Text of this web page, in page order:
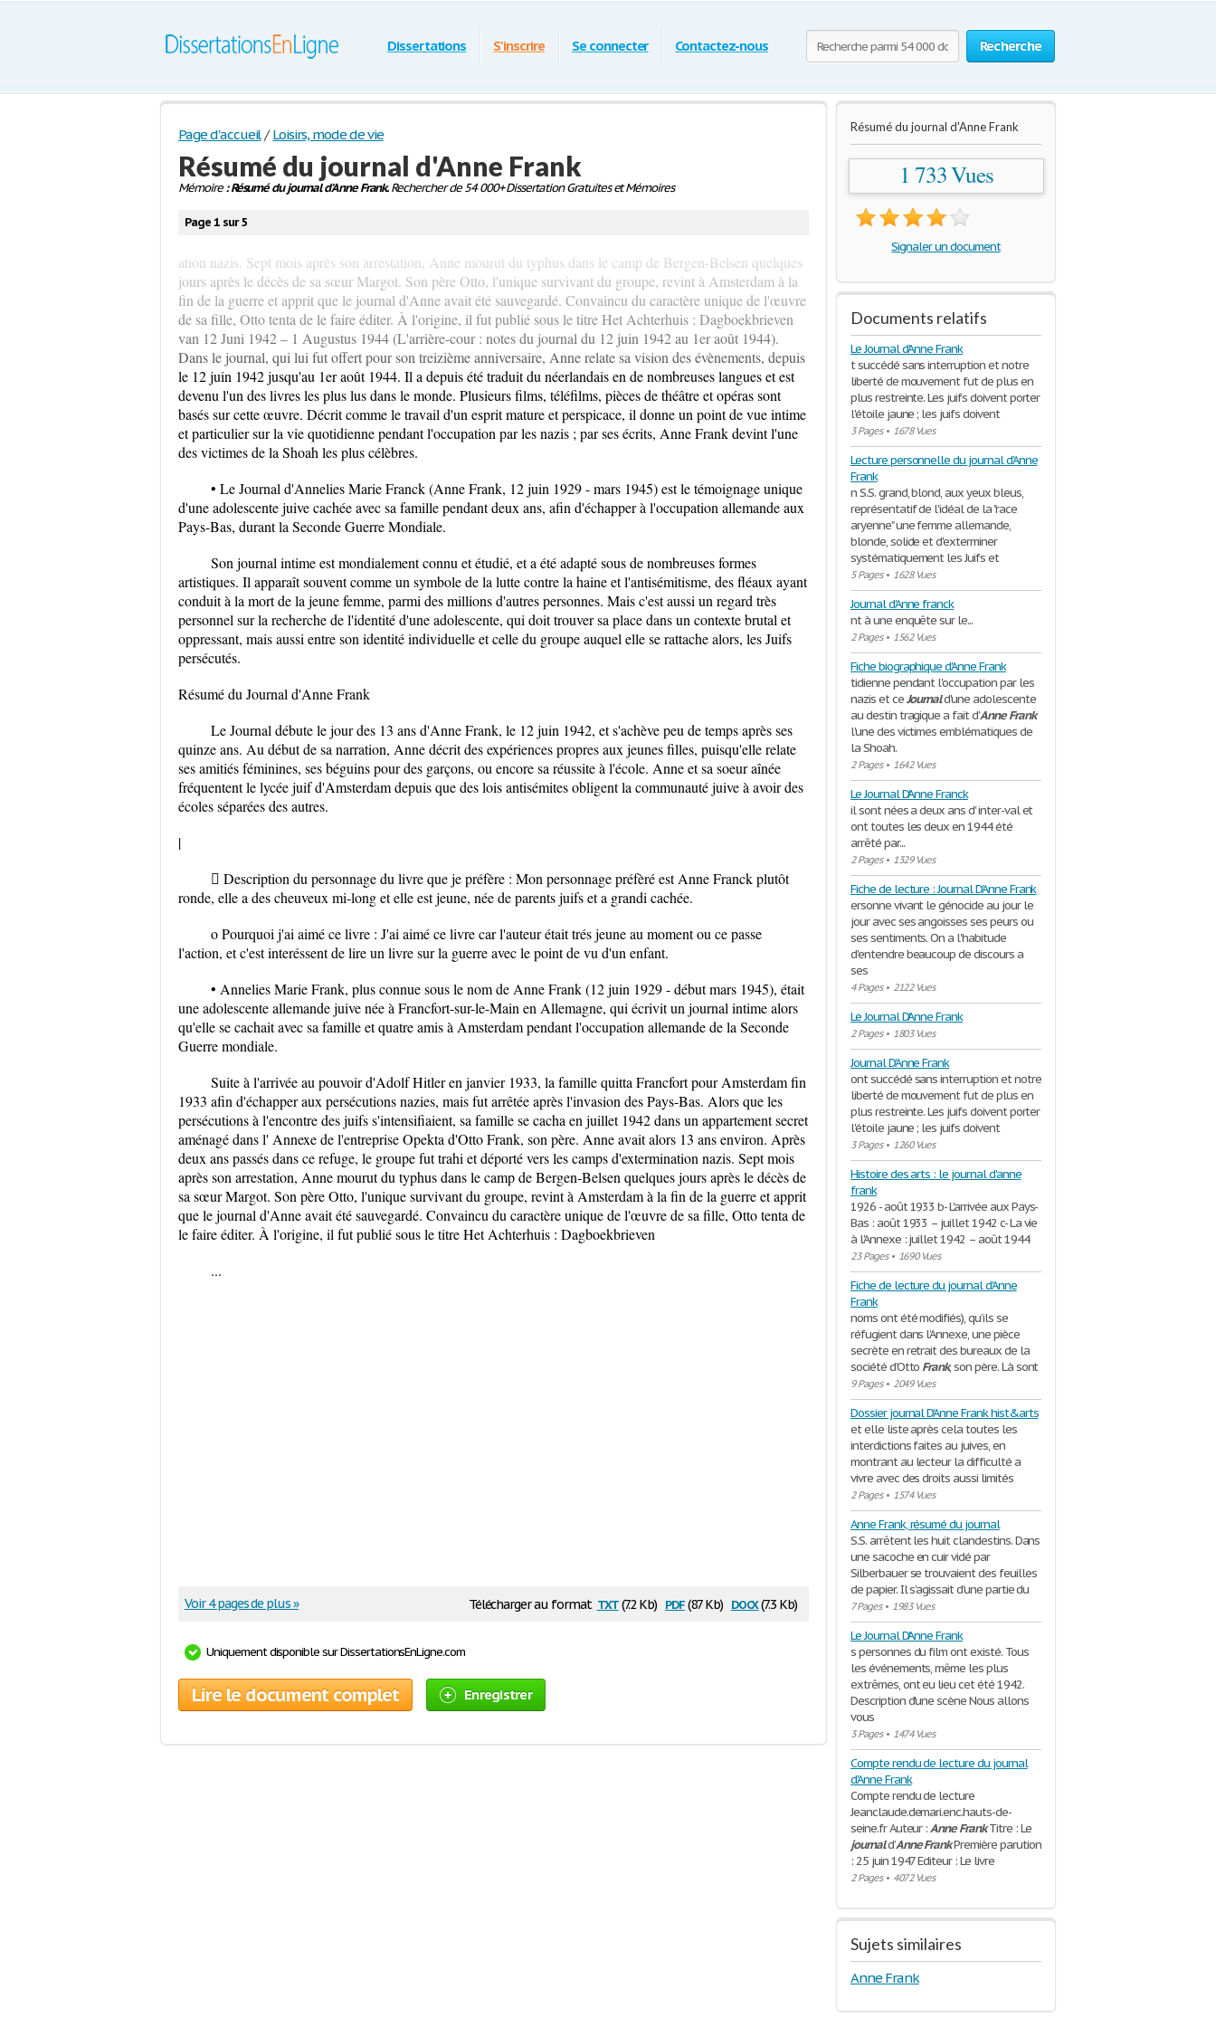
Recherche
Dissertations S'inscrire Se connecter Contactez-nous
Page d'accueil / Loisirs, mode de vie
Résumé du journal d'Anne Frank
Mémoire: Résumé du journal d'Anne Frank.Rechercher de 54 000+ Dissertation Gratuites et Mémoires
Page 1 sur 5
ation nazis. Sept mois après son arrestation, Anne mourut du typhus dans le camp de Bergen-Belsen quelques
jours après le décès de sa sœur Margot. Son père Otto, l'unique survivant du groupe, revint à Amsterdam à la
fin de la guerre et apprit que le journal d'Anne avait été sauvegardé. Convaincu du caractère unique de l'œuvre
de sa fille, Otto tenta de le faire éditer. À l'origine, il fut publié sous le titre Het Achterhuis : Dagboekbrieven
van 12 Juni 1942 – 1 Augustus 1944 (L'arrière-cour : notes du journal du 12 juin 1942 au 1er août 1944).
Dans le journal, qui lui fut offert pour son treizième anniversaire, Anne relate sa vision des évènements, depuis
le 12 juin 1942 jusqu'au 1er août 1944. Il a depuis été traduit du néerlandais en de nombreuses langues et est
devenu l'un des livres les plus lus dans le monde. Plusieurs films, téléfilms, pièces de théâtre et opéras sont
basés sur cette œuvre. Décrit comme le travail d'un esprit mature et perspicace, il donne un point de vue intime
et particulier sur la vie quotidienne pendant l'occupation par les nazis ; par ses écrits, Anne Frank devint l'une
des victimes de la Shoah les plus célèbres.
• Le Journal d'Annelies Marie Franck (Anne Frank, 12 juin 1929 - mars 1945) est le témoignage unique
d'une adolescente juive cachée avec sa famille pendant deux ans, afin d'échapper à l'occupation allemande aux
Pays-Bas, durant la Seconde Guerre Mondiale.
Son journal intime est mondialement connu et étudié, et a été adapté sous de nombreuses formes
artistiques. Il apparaît souvent comme un symbole de la lutte contre la haine et l'antisémitisme, des fléaux ayant
conduit à la mort de la jeune femme, parmi des millions d'autres personnes. Mais c'est aussi un regard très
personnel sur la recherche de l'identité d'une adolescente, qui doit trouver sa place dans un contexte brutal et
oppressant, mais aussi entre son identité individuelle et celle du groupe auquel elle se rattache alors, les Juifs
persécutés.
Résumé du Journal d'Anne Frank
Le Journal débute le jour des 13 ans d'Anne Frank, le 12 juin 1942, et s'achève peu de temps après ses
quinze ans. Au début de sa narration, Anne décrit des expériences propres aux jeunes filles, puisqu'elle relate
ses amitiés féminines, ses béguins pour des garçons, ou encore sa réussite à l'école. Anne et sa soeur aînée
fréquentent le lycée juif d'Amsterdam depuis que des lois antisémites obligent la communauté juive à avoir des
écoles séparées des autres.
|
 Description du personnage du livre que je préfère : Mon personnage préfèré est Anne Franck plutôt
ronde, elle a des cheuveux mi-long et elle est jeune, née de parents juifs et a grandi cachée.
o Pourquoi j'ai aimé ce livre : J'ai aimé ce livre car l'auteur était trés jeune au moment ou ce passe
l'action, et c'est interéssent de lire un livre sur la guerre avec le point de vu d'un enfant.
• Annelies Marie Frank, plus connue sous le nom de Anne Frank (12 juin 1929 - début mars 1945), était
une adolescente allemande juive née à Francfort-sur-le-Main en Allemagne, qui écrivit un journal intime alors
qu'elle se cachait avec sa famille et quatre amis à Amsterdam pendant l'occupation allemande de la Seconde
Guerre mondiale.
Suite à l'arrivée au pouvoir d'Adolf Hitler en janvier 1933, la famille quitta Francfort pour Amsterdam fin
1933 afin d'échapper aux persécutions nazies, mais fut arrêtée après l'invasion des Pays-Bas. Alors que les
persécutions à l'encontre des juifs s'intensifiaient, sa famille se cacha en juillet 1942 dans un appartement secret
aménagé dans l' Annexe de l'entreprise Opekta d'Otto Frank, son père. Anne avait alors 13 ans environ. Après
deux ans passés dans ce refuge, le groupe fut trahi et déporté vers les camps d'extermination nazis. Sept mois
après son arrestation, Anne mourut du typhus dans le camp de Bergen-Belsen quelques jours après le décès de
sa sœur Margot. Son père Otto, l'unique survivant du groupe, revint à Amsterdam à la fin de la guerre et apprit
que le journal d'Anne avait été sauvegardé. Convaincu du caractère unique de l'œuvre de sa fille, Otto tenta de
le faire éditer. À l'origine, il fut publié sous le titre Het Achterhuis : Dagboekbrieven
...
Télécharger au format txt(7.2 Kb) pdf(87 Kb) docx(7.3 Kb)
Voir 4 pages de plus »
Uniquement disponible sur DissertationsEnLigne.com
Lire le document complet Enregistrer
Résumé du journal d'Anne Frank
1 733 Vues
Signaler un document
Documents relatifs
Le Journal d'Anne Frank
t succédé sans interruption et notre
liberté de mouvement fut de plus en
plus restreinte. Les juifs doivent porter
l'étoile jaune ; les juifs doivent
3 Pages• 1678 Vues
Lecture personnelle du journal d'Anne
Frank
n S.S. grand, blond, aux yeux bleus,
représentatif de l'idéal de la "race
aryenne" une femme allemande,
blonde, solide et d'exterminer
systématiquement les Juifs et
5 Pages• 1628 Vues
Journal d'Anne franck
nt à une enquête sur le...
2 Pages• 1562 Vues
Fiche biographique d'Anne Frank
tidienne pendant l'occupation par les
nazis et ceJournald'une adolescente
au destin tragique a fait d'Anne Frank
l'une des victimes emblématiques de
la Shoah.
2 Pages• 1642 Vues
Le Journal D'Anne Franck
il sont nées a deux ans d' inter-val et
ont toutes les deux en 1944 été
arrêté par...
2 Pages• 1329 Vues
Fiche de lecture : Journal D'Anne Frank
ersonne vivant le génocide au jour le
jour avec ses angoisses ses peurs ou
ses sentiments. On a l'habitude
d'entendre beaucoup de discours a
ses
4 Pages• 2122 Vues
Le Journal D'Anne Frank
2 Pages• 1803 Vues
Journal D'Anne Frank
ont succédé sans interruption et notre
liberté de mouvement fut de plus en
plus restreinte. Les juifs doivent porter
l'étoile jaune ; les juifs doivent
3 Pages• 1260 Vues
Histoire des arts : le journal d'anne
frank
1926 - août 1933 b- L'arrivée aux Pays-
Bas : août 1933 – juillet 1942 c- La vie
à l'Annexe : juillet 1942 – août 1944
23 Pages• 1690 Vues
Fiche de lecture du journal d'Anne
Frank
noms ont été modifiés), qu’ils se
réfugient dans l’Annexe, une pièce
secrète en retrait des bureaux de la
société d’Otto Frank, son père. Là sont
9 Pages• 2049 Vues
Dossier journal D'Anne Frank hist&arts
et elle liste après cela toutes les
interdictions faites au juives, en
montrant au lecteur la difficulté a
vivre avec des droits aussi limités
2 Pages• 1574 Vues
Anne Frank, résumé du journal
S.S. arrêtent les huit clandestins. Dans
une sacoche en cuir vidé par
Silberbauer se trouvaient des feuilles
de papier. Il s’agissait d’une partie du
7 Pages• 1983 Vues
Le Journal D'Anne Frank
s personnes du film ont existé. Tous
les événements, même les plus
extrêmes, ont eu lieu cet été 1942.
Description d'une scène Nous allons
vous
3 Pages• 1474 Vues
Compte rendu de lecture du journal
d'Anne Frank
Compte rendu de lecture
Jeanclaude.demari.enc.hauts-de-
seine.fr Auteur :Anne FrankTitre : Le
journald’Anne FrankPremière parution
: 25 juin 1947 Editeur : Le livre
2 Pages• 4072 Vues
Sujets similaires
Anne Frank